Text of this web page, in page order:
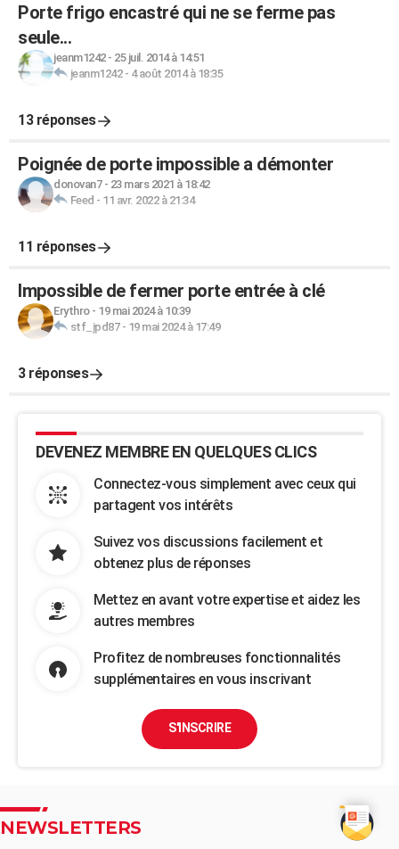
Porte frigo encastré qui ne se ferme pas
seule...
jeanm1242- 25 juil. 2014 à 14:51
jeanm1242- 4 août 2014 à 18:35
13 réponses
Poignée de porte impossible a démonter
donovan7- 23 mars 2021 à 18:42
Feed - 11 avr. 2022 à 21:34
11 réponses
Impossible de fermer porte entrée à clé
Erythro- 19 mai 2024 à 10:39
stf_jpd87- 19 mai 2024 à 17:49
3 réponses
DEVENEZ MEMBRE EN QUELQUES CLICS
Connectez-vous simplement avec ceux qui
partagent vos intérêts
Suivez vos discussions facilement et
obtenez plus de réponses
Mettez en avant votre expertise et aidez les
autres membres
Profitez de nombreuses fonctionnalités
supplémentaires en vous inscrivant
S'INSCRIRE
NEWSLETTERS